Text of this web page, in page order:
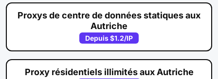
Proxys de centre de données statiques aux
Autriche
Depuis$1.2/IP
Proxy résidentiels illimités aux Autriche